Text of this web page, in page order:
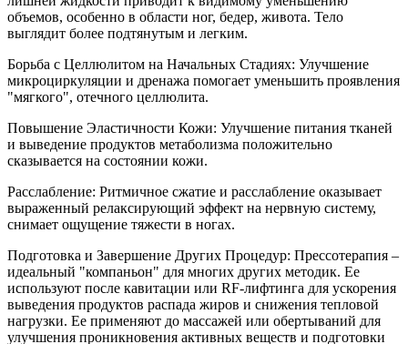
объемов, особенно в области ног, бедер, живота. Тело
выглядит более подтянутым и легким.
Борьба с Целлюлитом на Начальных Стадиях: Улучшение
микроциркуляции и дренажа помогает уменьшить проявления
"мягкого", отечного целлюлита.
Повышение Эластичности Кожи: Улучшение питания тканей
и выведение продуктов метаболизма положительно
сказывается на состоянии кожи.
Расслабление: Ритмичное сжатие и расслабление оказывает
выраженный релаксирующий эффект на нервную систему,
снимает ощущение тяжести в ногах.
Подготовка и Завершение Других Процедур: Прессотерапия –
идеальный "компаньон" для многих других методик. Ее
используют после кавитации или RF-лифтинга для ускорения
выведения продуктов распада жиров и снижения тепловой
нагрузки. Ее применяют до массажей или обертываний для
улучшения проникновения активных веществ и подготовки